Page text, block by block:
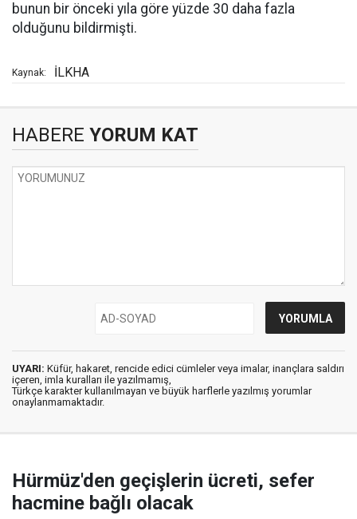
bunun bir önceki yıla göre yüzde 30 daha fazla
olduğunu bildirmişti.
Kaynak: İLKHA
HABERE YORUM KAT
UYARI: Küfür, hakaret, rencide edici cümleler veya imalar, inançlara saldırı
içeren, imla kuralları ile yazılmamış,
Türkçe karakter kullanılmayan ve büyük harflerle yazılmış yorumlar
onaylanmamaktadır.
Hürmüz'den geçişlerin ücreti, sefer
hacmine bağlı olacak